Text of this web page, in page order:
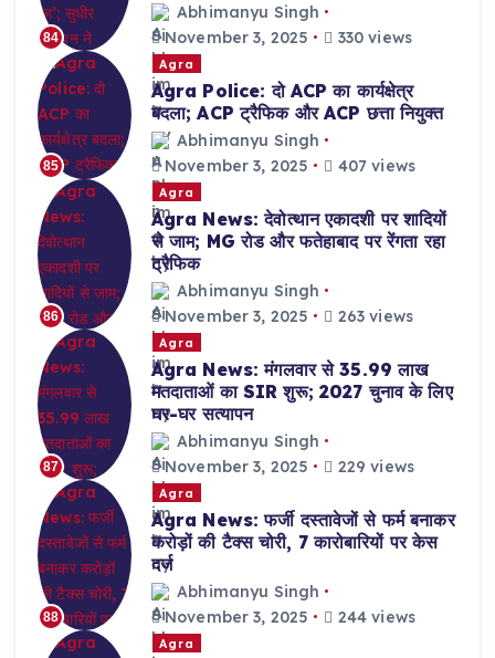
84
Abhimanyu Singh
November 3, 2025
330 views
85
Agra
Agra Police: दो ACP का कार्यक्षेत्र
बदला; ACP ट्रैफिक और ACP छत्ता नियुक्त
Abhimanyu Singh
November 3, 2025
407 views
86
Agra
Agra News: देवोत्थान एकादशी पर शादियों
से जाम; MG रोड और फतेहाबाद पर रेंगता रहा
ट्रैफिक
Abhimanyu Singh
November 3, 2025
263 views
87
Agra
Agra News: मंगलवार से 35.99 लाख
मतदाताओं का SIR शुरू; 2027 चुनाव के लिए
घर-घर सत्यापन
Abhimanyu Singh
November 3, 2025
229 views
88
Agra
Agra News: फर्जी दस्तावेजों से फर्म बनाकर
करोड़ों की टैक्स चोरी, 7 कारोबारियों पर केस
दर्ज
Abhimanyu Singh
November 3, 2025
244 views
Agra